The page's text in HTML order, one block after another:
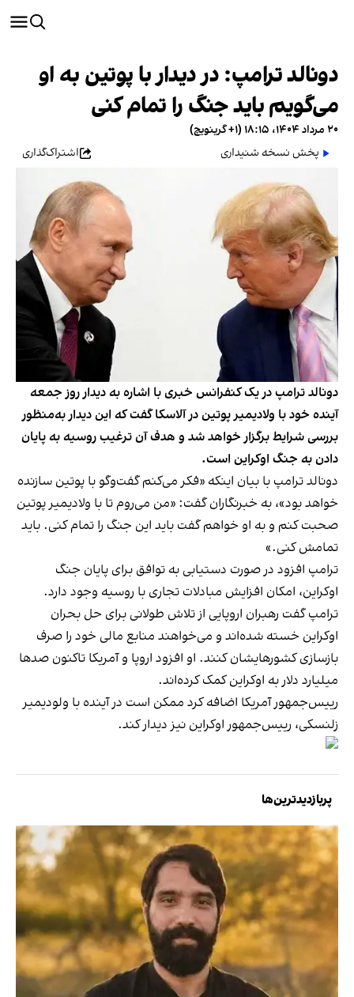
دونالد ترامپ: در دیدار با پوتین به او
می‌گویم باید جنگ را تمام کنی
۲۰ مرداد ۱۴۰۴، ۱۸:۱۵ (‎+۱ گرینویچ)
پخش نسخه شنیداری
اشتراک‌گذاری
دونالد ترامپ در یک کنفرانس خبری با اشاره به دیدار روز جمعه
آینده خود با ولادیمیر پوتین در آلاسکا گفت که این دیدار به‌منظور
بررسی شرایط برگزار خواهد شد و هدف آن ترغیب روسیه به پایان
دادن به جنگ اوکراین است.
دونالد ترامپ با بیان اینکه «فکر می‌کنم گفت‌وگو با پوتین سازنده‌
خواهد بود»، به خبرنگاران گفت: «من می‌روم تا با ولادیمیر پوتین
صحبت کنم و به او خواهم گفت باید این جنگ را تمام کنی. باید
تمامش کنی.»
ترامپ افزود در صورت دستیابی به توافق برای پایان جنگ
اوکراین، امکان افزایش مبادلات تجاری با روسیه وجود دارد.
ترامپ گفت رهبران اروپایی از تلاش طولانی برای حل بحران
اوکراین خسته شده‌اند و می‌خواهند منابع مالی خود را صرف
بازسازی کشورهایشان کنند. او افزود اروپا و آمریکا تاکنون صدها
میلیارد دلار به اوکراین کمک کرده‌اند.
رییس‌جمهور آمریکا اضافه کرد ممکن است در آینده با ولودیمیر
زلنسکی، رییس‌جمهور اوکراین نیز دیدار کند.
پربازدیدترین‌ها